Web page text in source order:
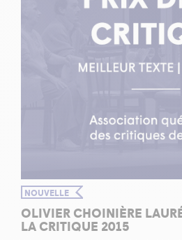
NOUVELLE
OLIVIER CHOINIÈRE
LA CRITIQUE 2015